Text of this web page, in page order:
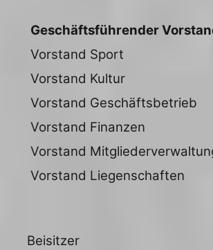
Geschäftsführender
Vorstand Sport
Vorstand Kultur
Vorstand Geschäftsbetrieb
Vorstand Finanzen
Vorstand
Vorstand Liegenschaften
Beisitzer